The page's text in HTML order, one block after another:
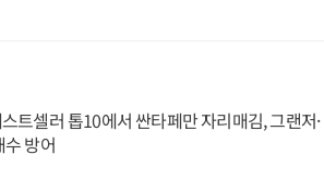
트셀러 톱10에서 싼타페만 자리매김, 그랜저·
방어